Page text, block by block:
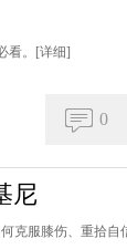
。 [详细]
0
尼
克服膝伤、重拾自